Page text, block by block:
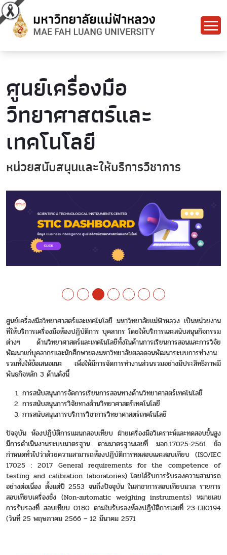
ศูนย์เครื่องมือ
วิทยาศาสตร์และ
เทคโนโลยี
หน่วยสนับสนุนและให้บริการวิชาการ
ศูนย์เครื่องมือวิทยาศาสตร์และเทคโนโลยี มหาวิทยาลัยแม่ฟ้าหลวง เป็นหน่วยงาน
ที่ให้บริการเครื่องมือห้องปฏิบัติการ บุคลากร โดยให้บริการและสนับสนุนกิจกรรม
ต่างๆ ด้านวิทยาศาสตร์และเทคโนโลยีทั้งในด้านการเรียนการสอนและการวิจัย
พัฒนาแก่บุคลากรและนักศึกษาของมหาวิทยาลัยตลอดจนพัฒนาระบบการทำงาน
รวมทั้งให้ข้อเสนอแนะ เพื่อให้มีการจัดการทำงานส่วนรวมอย่างมีประสิทธิภาพมี
พันธกิจหลัก 3 ด้านดังนี้
การสนับสนุนการจัดการเรียนการสอนทางด้านวิทยาศาสตร์เทคโนโลยี
การสนับสนุนการวิจัยทางด้านวิทยาศาสตร์เทคโนโลยี
การสนับสนุนการบริการวิชาการวิทยาศาสตร์เทคโนโลยี
ปัจจุบัน ห้องปฏิบัติการแผนกสอบเทียบ ฝ่ายเครื่องมือวิเคราะห์และทดสอบขั้นสูง
มีการดำเนินงานระบบมาตรฐาน ตามมาตรฐานเลขที่ มอก.17025-2561 ข้อ
กำหนดทั่วไปว่าด้วยความสามารถห้องปฏิบัติการทดสอบและสอบเทียบ (ISO/IEC
17025 : 2017 General requirements for the competence of
testing and calibration laboratories) โดยได้รับการรับรองความสามารถ
อย่างต่อเนื่อง ตั้งแต่ปี 2553 จนถึงปัจจุบัน ในสาขาการสอบเทียบมวล รายการ
สอบเทียบเครื่องชั่ง (Non-automatic weighing instruments) หมายเลข
การรับรองที่ สอบเทียบ 0180 ตามใบรับรองห้องปฏิบัติการเลขที่ 23-LB0194
(วันที่ 25 พฤษภาคม 2566 – 12 มีนาคม 2571